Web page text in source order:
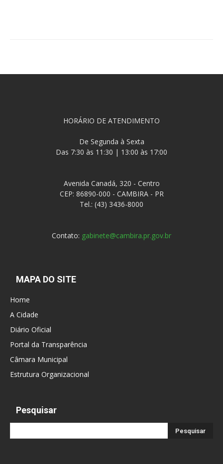
HORÁRIO DE ATENDIMENTO
De Segunda à Sexta
Das 7:30 às 11:30 | 13:00 às 17:00
Avenida Canadá, 320 - Centro
CEP: 86890-000 - CAMBIRA - PR
Tel.: (43) 3436-8000
Contato: gabinete@cambira.pr.gov.br
MAPA DO SITE
Home
A Cidade
Diário Oficial
Portal da Transparência
Câmara Municipal
Estrutura Organizacional
Pesquisar